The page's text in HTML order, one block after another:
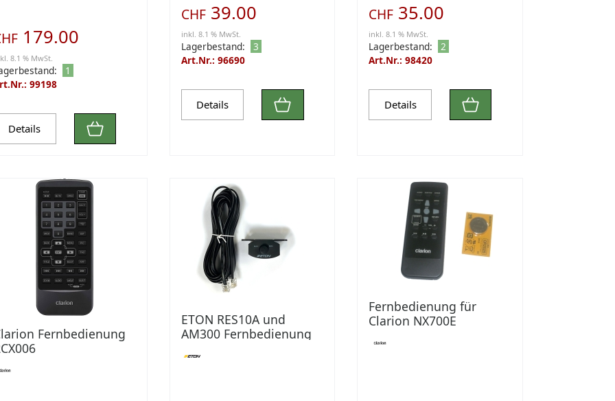
179.00
8.1 % MwSt.
1
99198
Details
CHF39.00
inkl. 8.1 % MwSt.
Lagerbestand:
3
Art.Nr.: 96690
Details
CHF 35.00
inkl. 8.1 % MwSt.
Lagerbestand:
2
Art.Nr.: 98420
Details
Fernbedienung
ETON RES10A und
AM300 Fernbedienung
Fernbedienung für
Clarion NX700E